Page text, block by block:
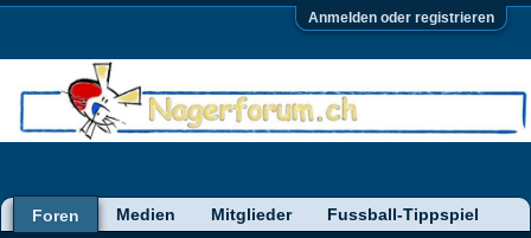
Anmelden oder registrieren
Foren
Medien Mitglieder Fussball-Tippspiel